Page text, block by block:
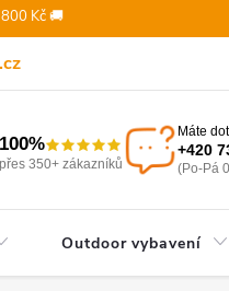
Kč 🚚
a platba
100%
přes 350+ zákazníků
Máte
+420
(Po-Pá
Outdoor vybavení